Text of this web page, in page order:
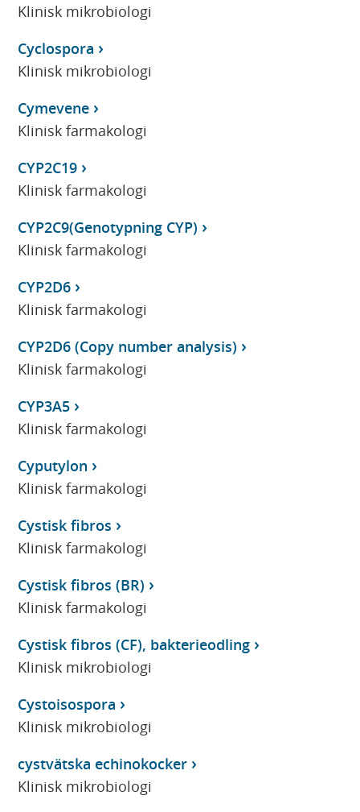
Klinisk mikrobiologi
Cyclospora
Klinisk mikrobiologi
Cymevene
Klinisk farmakologi
CYP2C19
Klinisk farmakologi
CYP2C9(Genotypning CYP)
Klinisk farmakologi
CYP2D6
Klinisk farmakologi
CYP2D6 (Copy number analysis)
Klinisk farmakologi
CYP3A5
Klinisk farmakologi
Cyputylon
Klinisk farmakologi
Cystisk fibros
Klinisk farmakologi
Cystisk fibros (BR)
Klinisk farmakologi
Cystisk fibros (CF), bakterieodling
Klinisk mikrobiologi
Cystoisospora
Klinisk mikrobiologi
cystvätska echinokocker
Klinisk mikrobiologi